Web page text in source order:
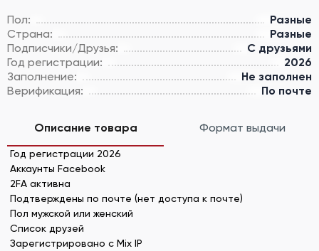
Пол:
Разные
Страна:
Разные
Подписчики/Друзья:
С друзьями
Год регистрации:
2026
Заполнение:
Не заполнен
Верификация:
По почте
Описание товара Формат выдачи
Год регистрации 2026
Аккаунты Facebook
2FA активна
Подтверждены по почте (нет доступа к почте)
Пол мужской или женский
Список друзей
Зарегистрировано с Mix IP